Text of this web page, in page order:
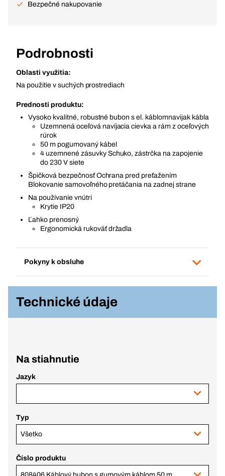
Bezpečné nakupovanie
Podrobnosti
Oblasti využitia:
Na použitie v suchých prostrediach
Prednosti produktu:
Vysoko kvalitné, robustné bubon s el. káblomnavijak kábla
Uzemnená oceľová navíjacia cievka a rám z oceľových
rúrok
50 m pogumovaný kábel
4 uzemnené zásuvky Schuko, zástrčka na zapojenie
do 230 V siete
Špičková bezpečnosť Ochrana pred preťažením
Blokovanie samovoľného pretáčania na zadnej strane
Na používanie vnútri
Krytie IP20
Ľahko prenosný
Ergonomická rukoväť držadla
Pokyny k obsluhe
Technické údaje
Na stiahnutie
Jazyk
Typ
Všetko
Číslo produktu